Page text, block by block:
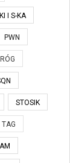
I S-KA
PWN
STOSIK
TAG